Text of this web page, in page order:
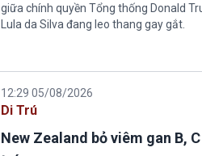
giữa chính quyền Tổng thống Donald
Lula da Silva đang leo thang gay gắt.
12:29 05/08/2026
Di Trú
New Zealand bỏ viêm gan B,